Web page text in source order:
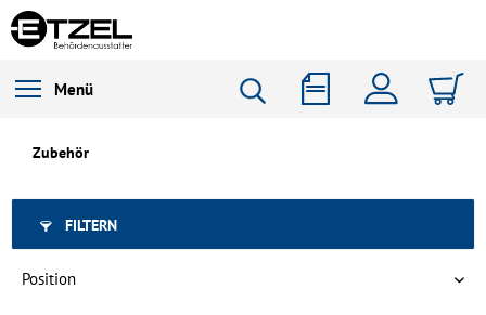
Menü
Zubehör
FILTERN